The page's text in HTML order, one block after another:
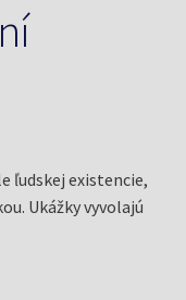
ľudskej existencie,
Ukážky vyvolajú